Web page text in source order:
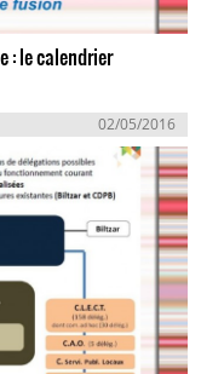
: le calendrier
02/05/2016